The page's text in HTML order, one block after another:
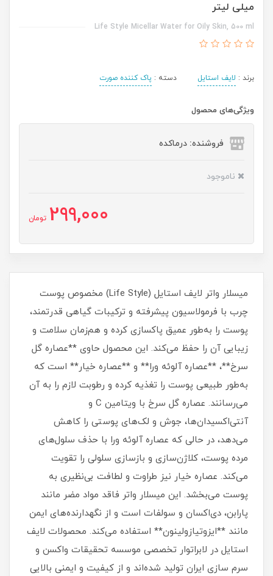
میلی لیتر
Life Style Micellar Water for Oily Skin, 500 ml
برند : لایف استایل دسته : پاک کننده صورت
ویژگی‌های محصول
فروشنده: درماکده
ناموجود
299,000 تومان
میسلار واتر لایف استایل (Life Style) مخصوص پوست
چرب با فرمولاسیون پیشرفته و ترکیبات گیاهی قدرتمند،
پوست را به‌طور عمیق پاکسازی کرده و هم‌زمان سلامت و
زیبایی آن را حفظ می‌کند. این محصول حاوی **عصاره گل
سرخ**، **عصاره آلوئه ورا** و **عصاره خیار** است که
به‌طور طبیعی پوست را تغذیه کرده و رطوبت لازم را به آن
می‌رسانند. عصاره گل سرخ با ویتامین C و
آنتی‌اکسیدان‌ها، جوش و لک‌های پوستی را کاهش
می‌دهد، در حالی که عصاره آلوئه ورا با حذف سلول‌های
مرده پوست، کلاژن‌سازی و بازسازی سلولی را تقویت
می‌کند. عصاره خیار نیز طراوت و لطافت بی‌نظیری به
پوست می‌بخشد. این میسلار واتر فاقد مواد مضر مانند
پارابن، دی‌اکسان و سولفات است و از نگهدارنده‌های ایمن
مانند **ایزوتیازولینون** استفاده می‌کند. محصولات لایف
استایل در لابراتوار تخصصی موسسه تحقیقات واکسن و
سرم سازی ایران تولید شده‌اند و از کیفیت و ایمنی بالایی